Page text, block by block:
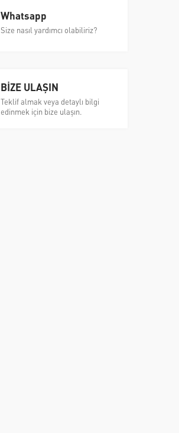
Whatsapp
Size nasıl yardımcı olabiliriz?
BİZE ULAŞIN
Teklif almak veya detaylı bilgi
edinmek için bize ulaşın.